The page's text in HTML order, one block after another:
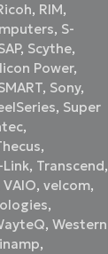
, RIM,
, S-
, Scythe,
Power,
, Sony,
, Super
,
,
Link, Transcend,
VAIO,velcom,
,
,Western
,